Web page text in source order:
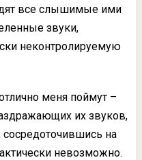
все слышимые ими
звуки,
неконтролируемую
меня поймут –
их звуков,
сосредоточившись на
невозможно.